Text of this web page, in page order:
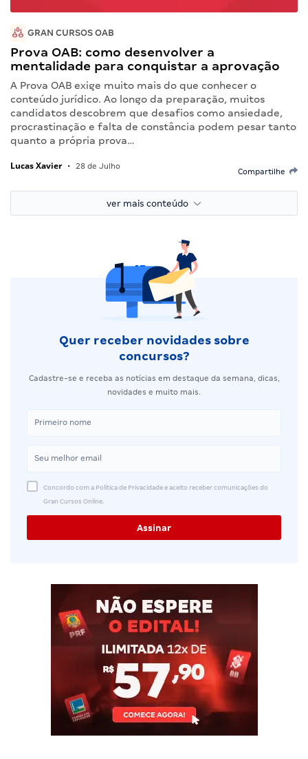
GRAN CURSOS OAB
Prova OAB: como desenvolver a
mentalidade para conquistar a aprovação
A Prova OAB exige muito mais do que conhecer o
conteúdo jurídico. Ao longo da preparação, muitos
candidatos descobrem que desafios como ansiedade,
procrastinação e falta de constância podem pesar tanto
quanto a própria prova…
Lucas Xavier • 28 de Julho
Compartilhe
ver mais conteúdo
Quer receber novidades sobre
concursos?
Cadastre-se e receba as notícias em destaque da semana, dicas,
novidades e muito mais.
Concordo com a Política de Privacidade e aceito receber comunicações do
Gran Cursos Online.